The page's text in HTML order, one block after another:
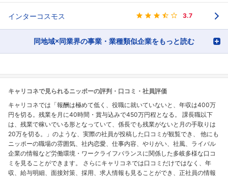
インターコスモス 3.7
同地域×同業界の事業・業種類似企業をもっと読む
キャリコネで見られるニッポーの評判・口コミ・社員評価
キャリコネでは「報酬は極めて低く、役職に就いていないと、年収は400万
円を切る。残業を月に40時間・賞与込みで450万円程となる。 課長職以下
は、残業で稼いでいる形となっていて、係長でも残業がないと月の手取りは
20万を切る。」のような、実際の社員が投稿した口コミが観覧でき、 他にも
ニッポーの職場の雰囲気、社内恋愛、仕事内容、やりがい、社風、ライバル
企業の情報など労働環境・ワークライフバランスに関係した多岐多様な口コ
ミを見ることができます。 さらにキャリコネでは口コミだけではなく、年
収、給与明細、面接対策、採用、求人情報も見ることができ、正社員の情報